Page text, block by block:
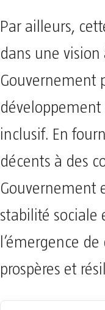
Par ailleurs,
dans une
Gouvernement
inclusif. En
décents à des
Gouvernement
stabilité sociale
l’émergence
prospères et